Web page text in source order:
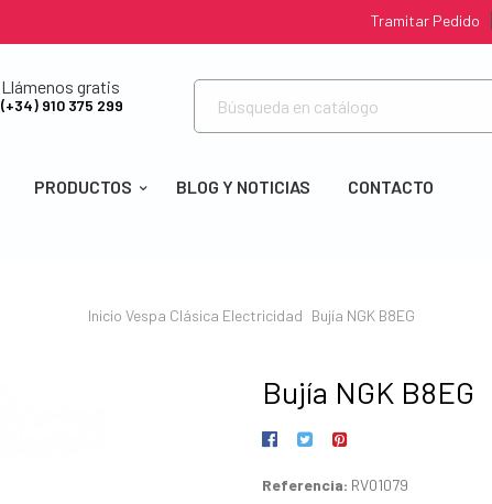
Tramitar Pedido
Llámenos gratis
(+34) 910 375 299
PRODUCTOS BLOG Y NOTICIAS CONTACTO
Inicio Vespa Clásica Electricidad Bujía NGK B8EG
Bujía NGK B8EG
Referencia: RV01079